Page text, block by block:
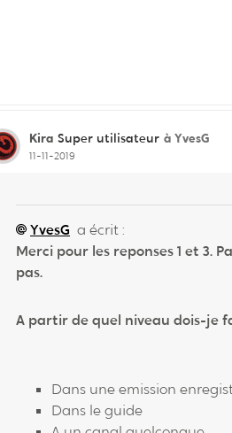
Kira Super utilisateur à YvesG
11-11-2019
YvesG a écrit :
Merci pour les reponses 1 et 3.
pas.
A partir de quel niveau dois-je
Dans une emission
Dans le guide